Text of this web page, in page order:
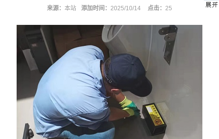
来源： 本站 添加时间： 2025/10/14 点击： 25